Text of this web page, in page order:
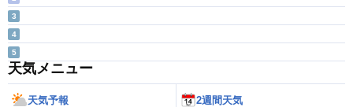
3
4
5
天気メニュー
天気予報 2週間天気